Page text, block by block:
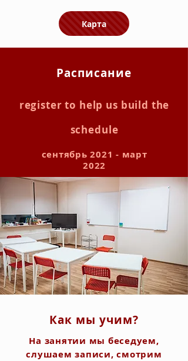
Карта
Расписание
register to help us build the
schedule
сентябрь 2021 - март
2022
Как мы учим?
На занятии мы беседуем,
слушаем записи, смотрим